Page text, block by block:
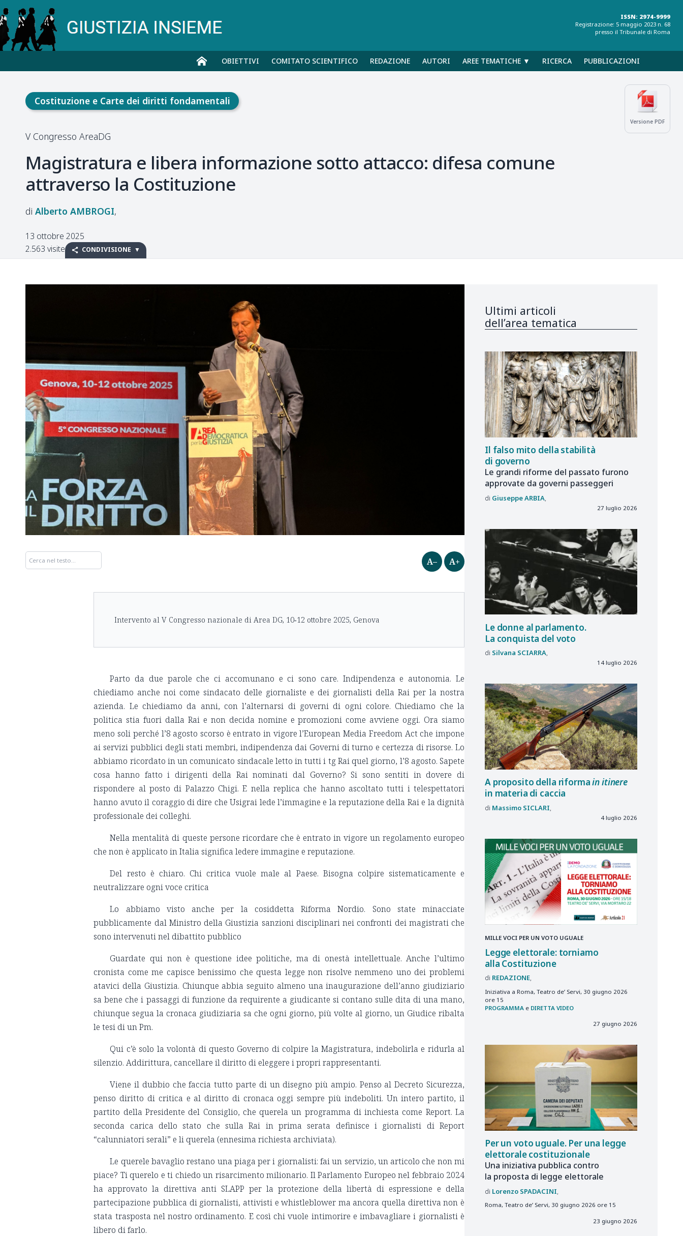
ISSN: 2974-9999
Registrazione: 5 maggio 2023 n. 68
presso il Tribunale di Roma
OBIETTIVI COMITATO SCIENTIFICO REDAZIONE AUTORI AREE TEMATICHE ▼ RICERCA PUBBLICAZIONI
Versione PDF
Costituzione e Carte dei diritti fondamentali
V Congresso AreaDG
Magistratura e libera informazione sotto attacco: difesa comune
attraverso la Costituzione
Alberto AMBROGI
13 ottobre 2025
2.563 visite
CONDIVISIONE
A– A+
Intervento al V Congresso nazionale di Area DG, 10‑12 ottobre 2025, Genova
Parto da due parole che ci accomunano e ci sono care. Indipendenza e autonomia. Le
chiediamo anche noi come sindacato delle giornaliste e dei giornalisti della Rai per la nostra
azienda. Le chiediamo da anni, con l’alternarsi di governi di ogni colore. Chiediamo che la
politica stia fuori dalla Rai e non decida nomine e promozioni come avviene oggi. Ora siamo
meno soli perché l’8 agosto scorso è entrato in vigore l’European Media Freedom Act che impone
ai servizi pubblici degli stati membri, indipendenza dai Governi di turno e certezza di risorse. Lo
abbiamo ricordato in un comunicato sindacale letto in tutti i tg Rai quel giorno, l’8 agosto. Sapete
cosa hanno fatto i dirigenti della Rai nominati dal Governo? Si sono sentiti in dovere di
rispondere al posto di Palazzo Chigi. E nella replica che hanno ascoltato tutti i telespettatori
hanno avuto il coraggio di dire che Usigrai lede l’immagine e la reputazione della Rai e la dignità
professionale dei colleghi.
Nella mentalità di queste persone ricordare che è entrato in vigore un regolamento europeo
che non è applicato in Italia significa ledere immagine e reputazione.
Del resto è chiaro. Chi critica vuole male al Paese. Bisogna colpire sistematicamente e
neutralizzare ogni voce critica
Lo abbiamo visto anche per la cosiddetta Riforma Nordio. Sono state minacciate
pubblicamente dal Ministro della Giustizia sanzioni disciplinari nei confronti dei magistrati che
sono intervenuti nel dibattito pubblico
Guardate qui non è questione idee politiche, ma di onestà intellettuale. Anche l’ultimo
cronista come me capisce benissimo che questa legge non risolve nemmeno uno dei problemi
atavici della Giustizia. Chiunque abbia seguito almeno una inaugurazione dell’anno giudiziario
sa bene che i passaggi di funzione da requirente a giudicante si contano sulle dita di una mano,
chiunque segua la cronaca giudiziaria sa che ogni giorno, più volte al giorno, un Giudice ribalta
le tesi di un Pm.
Qui c’è solo la volontà di questo Governo di colpire la Magistratura, indebolirla e ridurla al
silenzio. Addirittura, cancellare il diritto di eleggere i propri rappresentanti.
Viene il dubbio che faccia tutto parte di un disegno più ampio. Penso al Decreto Sicurezza,
penso diritto di critica e al diritto di cronaca oggi sempre più indeboliti. Un intero partito, il
partito della Presidente del Consiglio, che querela un programma di inchiesta come Report. La
seconda carica dello stato che sulla Rai in prima serata definisce i giornalisti di Report
“calunniatori serali” e li querela (ennesima richiesta archiviata).
Le querele bavaglio restano una piaga per i giornalisti: fai un servizio, un articolo che non mi
piace? Ti querelo e ti chiedo un risarcimento milionario. Il Parlamento Europeo nel febbraio 2024
ha approvato la direttiva anti SLAPP per la protezione della libertà di espressione e della
partecipazione pubblica di giornalisti, attivisti e whistleblower ma ancora quella direttiva non è
stata trasposta nel nostro ordinamento. E così chi vuole intimorire e imbavagliare i giornalisti è
libero di farlo.
Ultimi articoli
dell’area tematica
Il falso mito della stabilità
di governo
Le grandi riforme del passato furono
approvate da governi passeggeri
GiuseppeARBIA
27 luglio 2026
Le donne al parlamento.
La conquista del voto
Silvana SCIARRA
14 luglio 2026
A proposito della riformain itinere
in materia di caccia
Massimo SICLARI
4 luglio 2026
MILLE VOCI PER UN VOTO UGUALE
Legge elettorale: torniamo
alla Costituzione
REDAZIONE
Iniziativa a Roma, Teatro de’ Servi, 30 giugno 2026
ore 15
PROGRAMMA e DIRETTA VIDEO
27 giugno 2026
Per un voto uguale. Per una legge
elettorale costituzionale
Una iniziativa pubblica contro
la proposta di legge elettorale
Lorenzo SPADACINI
Roma, Teatro de’ Servi, 30 giugno 2026 ore 15
23 giugno 2026